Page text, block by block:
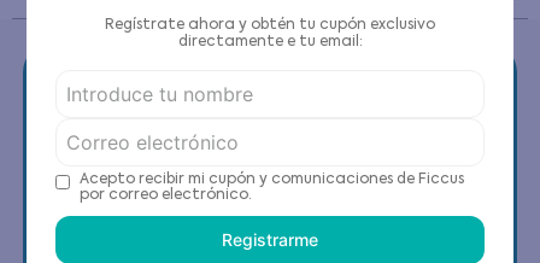
Contáctanos
(22) 6178818 - Compras Internet
Regístrate ahora y obtén tu cupón exclusivo
directamente e tu email:
Acepto recibir mi cupón y comunicaciones de Ficcus
por correo electrónico.
Registrarme